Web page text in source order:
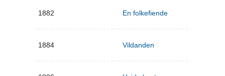
1882 En folkefiende
1884 Vildanden